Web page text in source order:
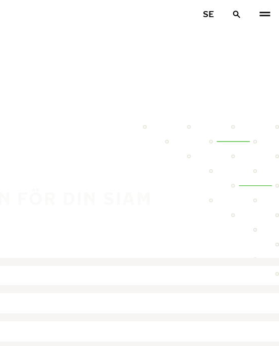
SE